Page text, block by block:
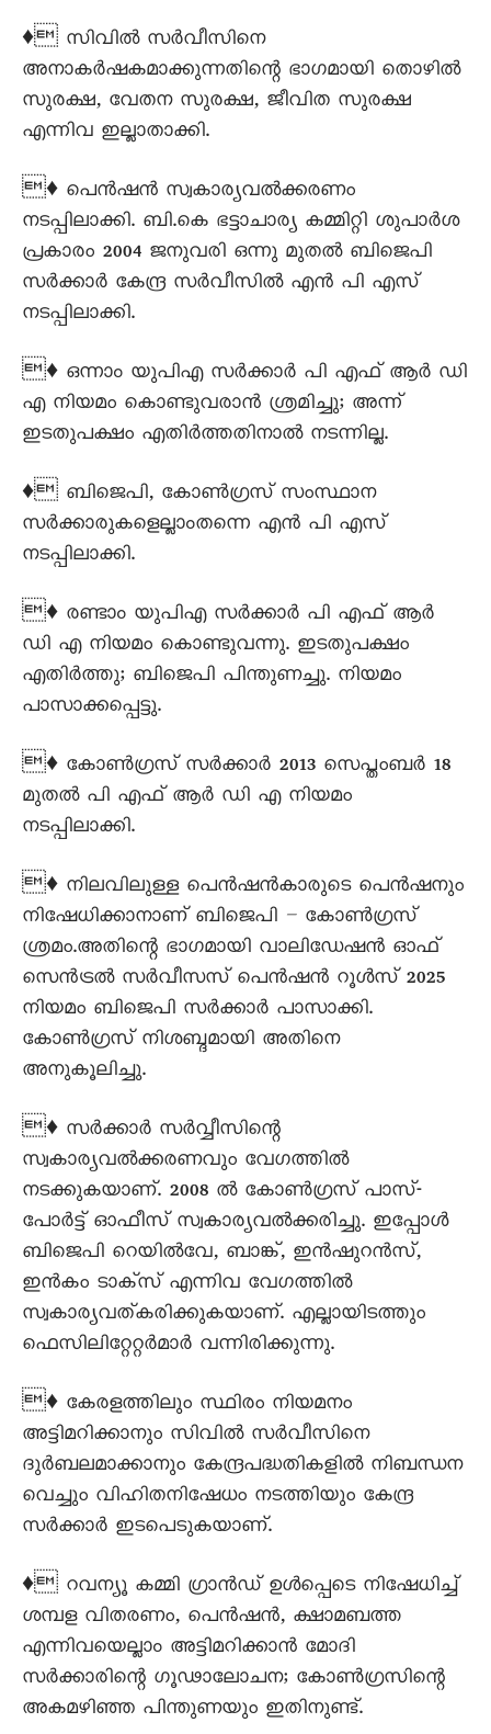
♦ സിവിൽ സർവീസിനെ
അനാകര്‍ഷകമാക്കുന്നതിന്റെ ഭാഗമായി തൊഴില്‍
സുരക്ഷ, വേതന സുരക്ഷ, ജീവിത സുരക്ഷ
എന്നിവ ഇല്ലാതാക്കി.
♦ പെന്‍ഷന്‍ സ്വകാര്യവല്‍ക്കരണം
നടപ്പിലാക്കി. ബി.കെ ഭട്ടാചാര്യ കമ്മിറ്റി ശുപാര്‍ശ
പ്രകാരം 2004 ജനുവരി ഒന്നു മുതല്‍ ബിജെപി
സര്‍ക്കാര്‍ കേന്ദ്ര സര്‍വീസില്‍ എന്‍ പി എസ്
നടപ്പിലാക്കി.
♦ ഒന്നാം യുപിഎ സര്‍ക്കാര്‍ പി എഫ് ആര്‍ ഡി
എ നിയമം കൊണ്ടുവരാന്‍ ശ്രമിച്ചു; അന്ന്
ഇടതുപക്ഷം എതിര്‍ത്തതിനാല്‍ നടന്നില്ല.
♦ ബിജെപി, കോണ്‍ഗ്രസ് സംസ്ഥാന
സര്‍ക്കാരുകളെല്ലാംതന്നെ എന്‍ പി എസ്
നടപ്പിലാക്കി.
♦ രണ്ടാം യുപിഎ സര്‍ക്കാര്‍ പി എഫ് ആര്‍
ഡി എ നിയമം കൊണ്ടുവന്നു. ഇടതുപക്ഷം
എതിര്‍ത്തു; ബിജെപി പിന്തുണച്ചു. നിയമം
പാസാക്കപ്പെട്ടു.
♦ കോണ്‍ഗ്രസ് സര്‍ക്കാര്‍ 2013 സെപ്തംബർ 18
മുതല്‍ പി എഫ് ആര്‍ ഡി എ നിയമം
നടപ്പിലാക്കി.
♦ നിലവിലുള്ള പെന്‍ഷന്‍കാരുടെ പെന്‍ഷനും
നിഷേധിക്കാനാണ് ബിജെപി – കോണ്‍ഗ്രസ്
ശ്രമം.അതിന്റെ ഭാഗമായി വാലിഡേഷന്‍ ഓഫ്
സെന്‍ട്രല്‍ സര്‍വീസസ് പെന്‍ഷന്‍ റൂള്‍സ് 2025
നിയമം ബിജെപി സര്‍ക്കാര്‍ പാസാക്കി.
കോണ്‍ഗ്രസ് നിശബ്ദമായി അതിനെ
അനുകൂലിച്ചു.
♦ സര്‍ക്കാര്‍ സര്‍വ്വീസിന്റെ
സ്വകാര്യവല്‍ക്കരണവും വേഗത്തില്‍
നടക്കുകയാണ്. 2008 ല്‍ കോണ്‍ഗ്രസ് പാസ്-
പോര്‍ട്ട് ഓഫീസ് സ്വകാര്യവല്‍ക്കരിച്ചു. ഇപ്പോള്‍
ബിജെപി റെയില്‍വേ, ബാങ്ക്, ഇന്‍ഷുറന്‍സ്,
ഇന്‍കം ടാക്സ് എന്നിവ വേഗത്തില്‍
സ്വകാര്യവത്കരിക്കുകയാണ്. എല്ലായിടത്തും
ഫെസിലിറ്റേറ്റര്‍മാർ വന്നിരിക്കുന്നു.
♦ കേരളത്തിലും സ്ഥിരം നിയമനം
അട്ടിമറിക്കാനും സിവില്‍ സര്‍വീസിനെ
ദുര്‍ബലമാക്കാനും കേന്ദ്രപദ്ധതികളില്‍ നിബന്ധന
വെച്ചും വിഹിതനിഷേധം നടത്തിയും കേന്ദ്ര
സര്‍ക്കാര്‍ ഇടപെടുകയാണ്.
♦ റവന്യൂ കമ്മി ഗ്രാന്‍ഡ് ഉള്‍പ്പെടെ നിഷേധിച്ച്
ശമ്പള വിതരണം, പെന്‍ഷന്‍, ക്ഷാമബത്ത
എന്നിവയെല്ലാം അട്ടിമറിക്കാന്‍ മോദി
സർക്കാരിന്റെ ഗൂഢാലോചന; കോണ്‍ഗ്രസിന്റെ
അകമഴിഞ്ഞ പിന്തുണയും ഇതിനുണ്ട്.